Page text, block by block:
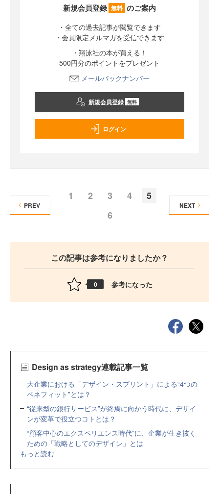
新規会員登録 無料 のご案内
・全ての過去記事が閲覧できます
・会員限定メルマガを受信できます
・翔泳社の本が買える！
500円分のポイントをプレゼント
メールバックナンバー
新規会員登録 無料
ログイン
1 2 3 4
5
6
PREV NEXT
この記事は参考になりましたか？
0 参考になった
Design as strategy連載記事一覧
大企業における「デザイン・スプリント」による“4つの
ベネフィット”とは？
“従来型の銀行サービス”が終焉に向かう時代に、デザイ
ンが変革で役立つコトとは？
“顧客中心のエクスペリエンス時代”に、企業が生き抜く
ための「戦略としてのデザイン」とは
もっと読む